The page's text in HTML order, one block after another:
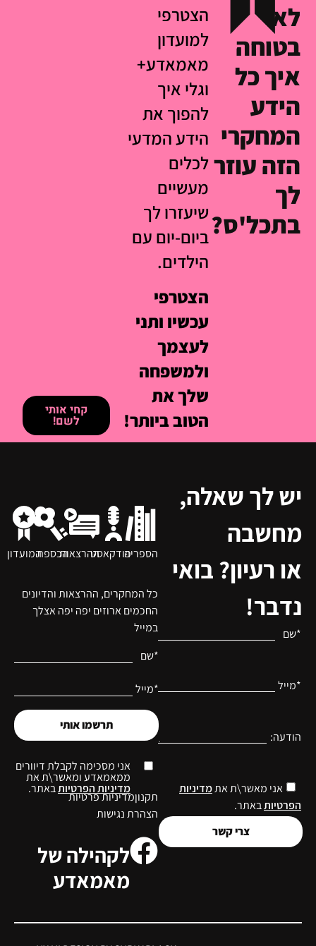
לא
בטוחה
איך כל
הידע
המחקרי
הזה עוזר
לך
בתכל'ס?
הצטרפי
למועדון
מאמאדע+
וגלי איך
להפוך את
הידע המדעי
לכלים
מעשיים
שיעזרו לך
ביום-יום עם
הילדים.
הצטרפי
עכשיו ותני
לעצמך
ולמשפחה
שלך את
הטוב ביותר!
קחי אותי
לשם!
יש לך שאלה,
מחשבה
או רעיון? בואי
נדבר!
*שם
*מייל
הודעה:
אני מאשר\ת אתמדיניות
הפרטיותבאתר.
צרי קשר
כל המחקרים, ההרצאות והדיונים
החכמים ארוזים יפה יפה אצלך
במייל
*שם
*מייל
אני מסכימה לקבלת דיוורים
ממאמאדע ומאשר\ת את
מדיניות הפרטיותבאתר.
תרשמו אותי
הספריהפודקאסטההרצאותהכספתהמועדון
תקנוןמדיניות פרטיות
הצהרת נגישות
לקהילה של
מאמאדע